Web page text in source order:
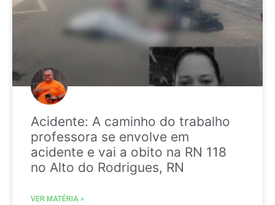
Acidente: A caminho do trabalho
professora se envolve em
acidente e vai a obito na RN 118
no Alto do Rodrigues, RN
VER MATÉRIA »